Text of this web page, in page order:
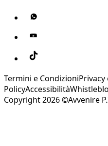
Termini e CondizioniPrivacy
PolicyAccessibilità
Copyright 2026 ©Avvenire